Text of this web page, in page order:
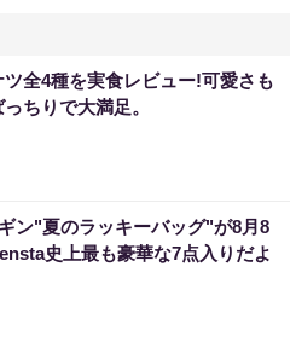
ツ全4種を実食レビュー!可愛さも
ちりで大満足。
ン"夏のラッキーバッグ"が8月8
史上最も豪華な7点入りだよ